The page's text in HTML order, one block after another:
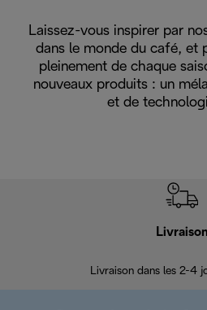
Laissez-vous inspirer par
dans le monde du café, et
pleinement de chaque
nouveaux produits : un
et de
Livraison
Livraison dans les 2-4